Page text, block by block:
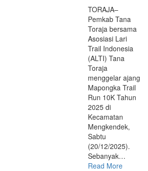
TORAJA–
Pemkab Tana
Toraja bersama
Asosiasi Lari
Trail Indonesia
(ALTI) Tana
Toraja
menggelar ajang
Mapongka Trail
Run 10K Tahun
2025 di
Kecamatan
Mengkendek,
Sabtu
(20/12/2025).
Sebanyak…
Read More